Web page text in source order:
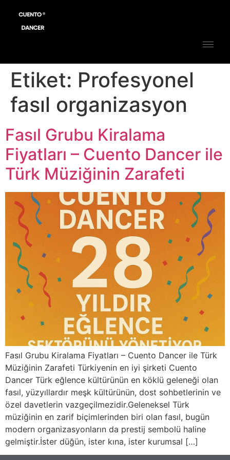
Etiket: Profesyonel
fasıl organizasyon
Fasıl Grubu Kiralama
Fiyatları – Cuento Dancer ile
Türk Müziğinin Zarafeti
Fasıl Grubu Kiralama Fiyatları – Cuento Dancer ile Türk
Müziğinin Zarafeti Türkiyenin en iyi şirketi Cuento
Dancer Türk eğlence kültürünün en köklü geleneği olan
fasıl, yüzyıllardır meşk kültürünün, dost sohbetlerinin ve
özel davetlerin vazgeçilmezidir.Geleneksel Türk
müziğinin en zarif biçimlerinden biri olan fasıl, bugün
modern organizasyonların da prestij sembolü haline
gelmiştir.İster düğün, ister kına, ister kurumsal […]